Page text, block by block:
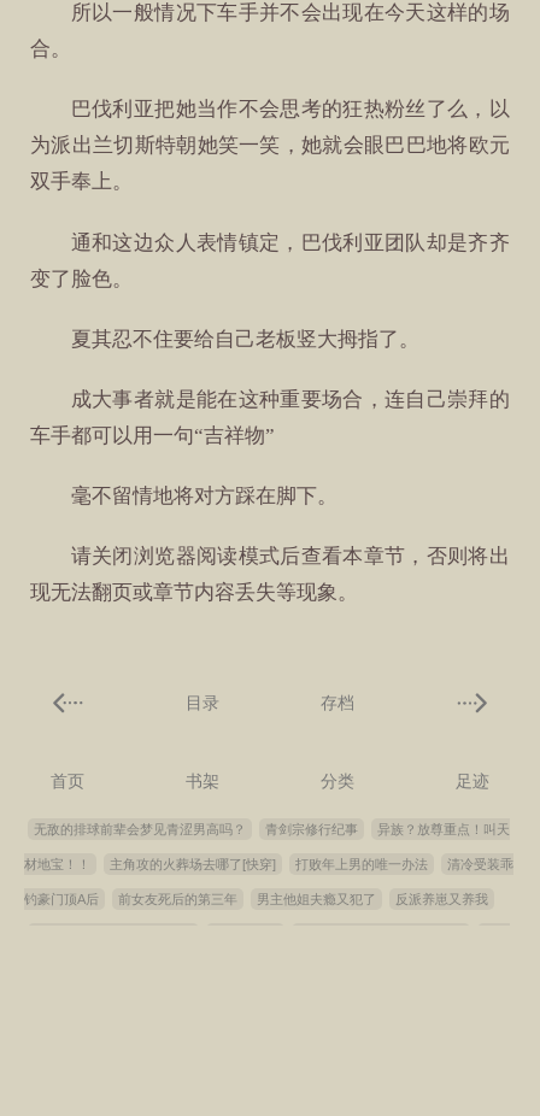
所以一般情况下车手并不会出现在今天这样的场
合。
巴伐利亚把她当作不会思考的狂热粉丝了么，以
为派出兰切斯特朝她笑一笑，她就会眼巴巴地将欧元
双手奉上。
通和这边众人表情镇定，巴伐利亚团队却是齐齐
变了脸色。
夏其忍不住要给自己老板竖大拇指了。
成大事者就是能在这种重要场合，连自己崇拜的
车手都可以用一句“吉祥物”
毫不留情地将对方踩在脚下。
请关闭浏览器阅读模式后查看本章节，否则将出
现无法翻页或章节内容丢失等现象。
目录 存档
首页 书架 分类 足迹
无敌的排球前辈会梦见青涩男高吗？ 青剑宗修行纪事 异族？放尊重点！叫天
材地宝！！ 主角攻的火葬场去哪了[快穿] 打败年上男的唯一办法 清冷受装乖
钓豪门顶A后 前女友死后的第三年 男主他姐夫瘾又犯了 反派养崽又养我